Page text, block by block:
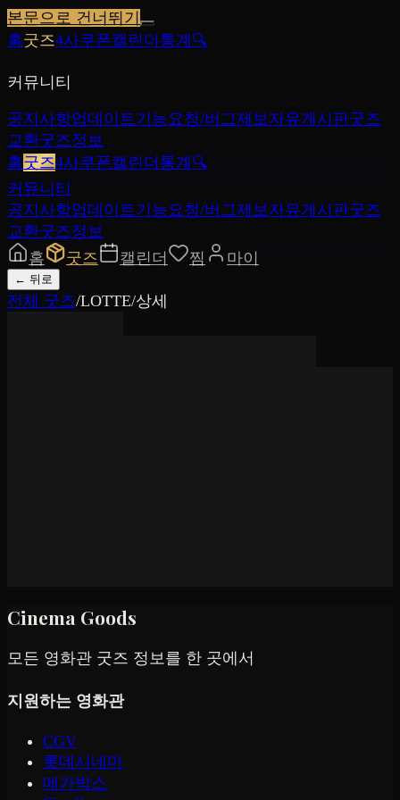
본문으로 건너뛰기
홈굿즈4사쿠폰캘린더 통계 🔍
커뮤니티
공지사항업데이트기능요청/버그제보자유게시판굿즈
교환굿즈정보
홈굿즈4사쿠폰캘린더 통계 🔍
커뮤니티
공지사항업데이트기능요청/버그제보자유게시판굿즈
교환굿즈정보
홈
굿즈 캘린더 찜 마이
← 뒤로
전체 굿즈/LOTTE/상세
Cinema Goods
모든 영화관 굿즈 정보를 한 곳에서
지원하는 영화관
CGV
롯데시네마
메가박스